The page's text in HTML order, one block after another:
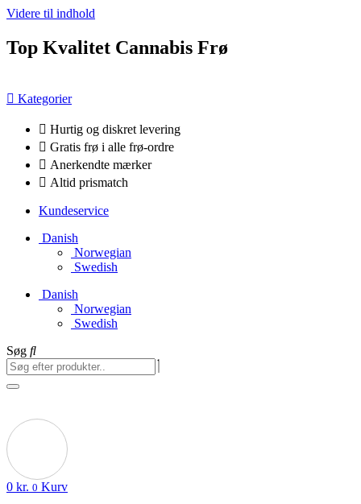
Videre til indhold
Top Kvalitet Cannabis Frø
Kategorier
Hurtig og diskret levering
Gratis frø i alle frø-ordre
Anerkendte mærker
Altid prismatch
Kundeservice
Danish
Norwegian
Swedish
Danish
Norwegian
Swedish
Søg
0 kr. 0 Kurv